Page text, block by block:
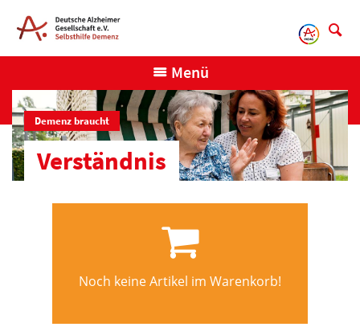
Menü
Demenz braucht
Verständnis
Noch keine Artikel im Warenkorb!